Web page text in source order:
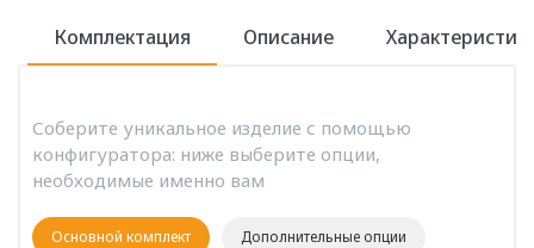
Комплектация Описание
Соберите уникальное изделие с помощью
конфигуратора: ниже выберите опции,
необходимые именно вам
Основной комплект Дополнительные опции